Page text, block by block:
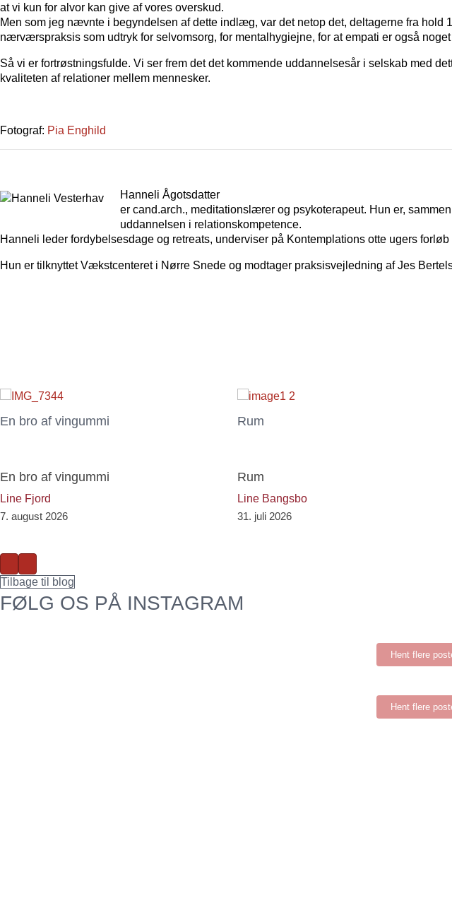
at vi kun for alvor kan give af vores overskud.
Men som jeg nævnte i begyndelsen af dette indlæg, var det netop det, deltagerne fra
nærværspraksis som udtryk for selvomsorg, for mentalhygiejne, for at empati er også
Så vi er fortrøstningsfulde. Vi ser frem det det kommende uddannelsesår i selskab med
kvaliteten af relationer mellem mennesker.
Fotograf: Pia Enghild
Hanneli Ågotsdatter
er cand.arch., meditationslærer og psykoterapeut. Hun er,
uddannelsen i relationskompetence.
Hanneli leder fordybelsesdage og retreats, underviser på Kontemplations otte ugers
Hun er tilknyttet Vækstcenteret i Nørre Snede og modtager praksisvejledning af Jes
En bro af vingummi
En bro af vingummi
Line Fjord
7. august 2026
Rum
Rum
Line Bangsbo
31. juli 2026
Tilbage til blog
FØLG OS PÅ INSTAGRAM
Hent flere
Hent flere